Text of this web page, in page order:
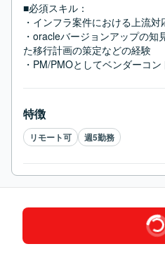
■必須スキル：
・インフラ案件における上流対
・oracleバージョンアップの
た移行計画の策定などの経験
・PM/PMOとしてベンダーコ
特徴
リモート可 週5勤務